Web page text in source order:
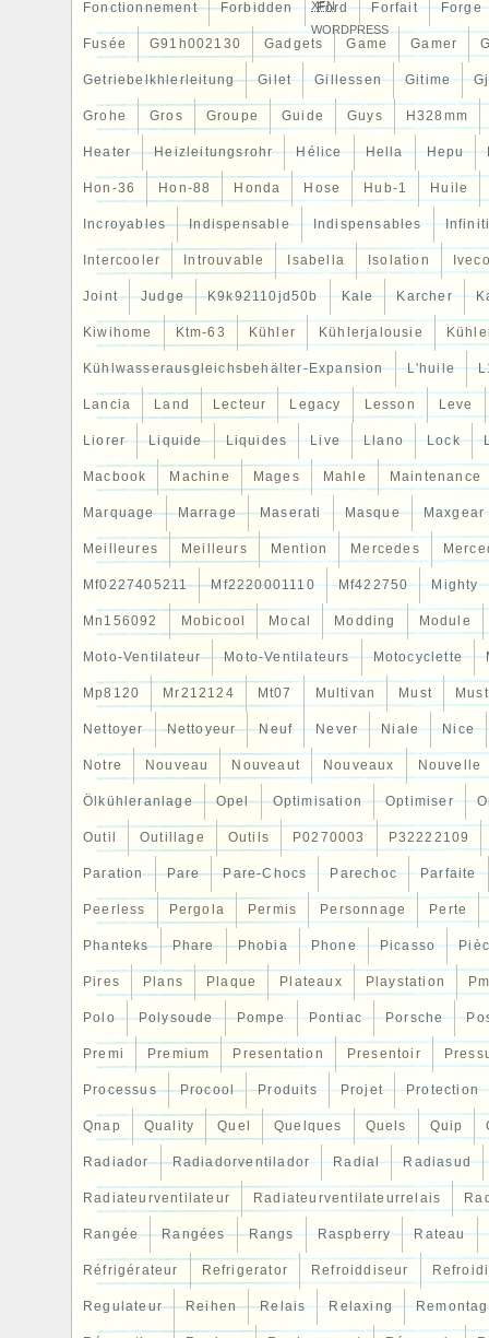
Fonctionnement Forbidden Ford Forfait Forge
Fusée G91h002130 Gadgets Game Gamer
Getriebelkhlerleitung Gilet Gillessen Gitime
Grohe Gros Groupe Guide Guys H328mm
Heater Heizleitungsrohr Hélice Hella Hepu
Hon-36 Hon-88 Honda Hose Hub-1 Huile
Incroyables Indispensable Indispensables
Intercooler Introuvable Isabella Isolation
Joint Judge K9k92110jd50b Kale Karcher
Kiwihome Ktm-63 Kühler Kühlerjalousie
Kühlwasserausgleichsbehälter-Expansion L'huile
Lancia Land Lecteur Legacy Lesson Leve
Liorer Liquide Liquides Live Llano Lock
Macbook Machine Mages Mahle Maintenance
Marquage Marrage Maserati Masque Maxgear
Meilleures Meilleurs Mention Mercedes
Mf0227405211 Mf2220001110 Mf422750 Mighty
Mn156092 Mobicool Mocal Modding Module
Moto-Ventilateur Moto-Ventilateurs Motocyclette
Mp8120 Mr212124 Mt07 Multivan Must
Nettoyer Nettoyeur Neuf Never Niale Nice
Notre Nouveau Nouveaut Nouveaux Nouvelle
Ölkühleranlage Opel Optimisation Optimiser
Outil Outillage Outils P0270003 P32222109
Paration Pare Pare-Chocs Parechoc Parfaite
Peerless Pergola Permis Personnage Perte
Phanteks Phare Phobia Phone Picasso
Pires Plans Plaque Plateaux Playstation
Polo Polysoude Pompe Pontiac Porsche
Premi Premium Presentation Presentoir
Processus Procool Produits Projet Protection
Qnap Quality Quel Quelques Quels Quip
Radiador Radiadorventilador Radial Radiasud
Radiateurventilateur Radiateurventilateurrelais
Rangée Rangées Rangs Raspberry Rateau
Réfrigérateur Refrigerator Refroiddiseur Refroidi
Regulateur Reihen Relais Relaxing
XFN
WORDPRESS